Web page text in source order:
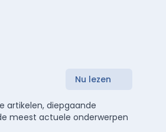
Nu lezen
artikelen, diepgaande
meest actuele onderwerpen